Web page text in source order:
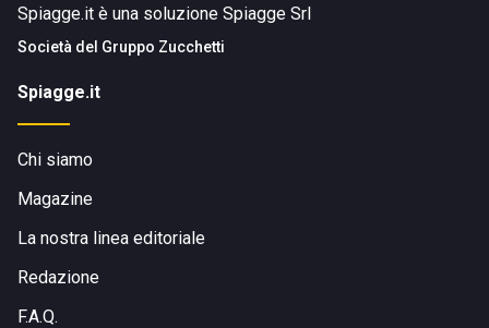
Spiagge.it è una soluzione Spiagge Srl
Società del Gruppo Zucchetti
Spiagge.it
Chi siamo
Magazine
La nostra linea editoriale
Redazione
F.A.Q.